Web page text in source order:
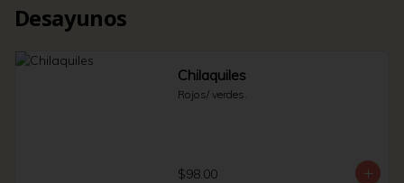
Desayunos
Chilaquiles
Rojos/ verdes.
$98.00